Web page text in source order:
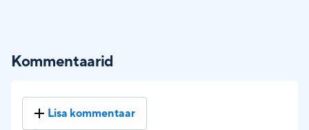
Kommentaarid
Lisa kommentaar